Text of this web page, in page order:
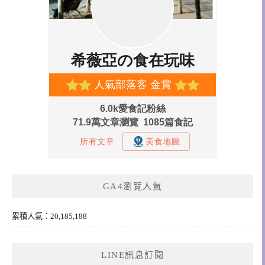
GA4瀏覽人氣
累積人氣：20,185,188
LINE訊息訂閱